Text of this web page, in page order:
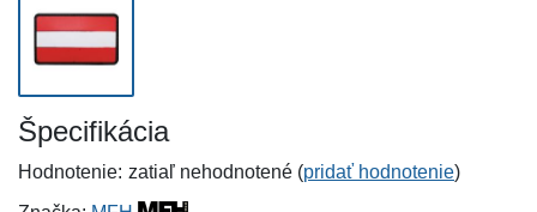
Špecifikácia
Hodnotenie: zatiaľ nehodnotené (pridať hodnotenie)